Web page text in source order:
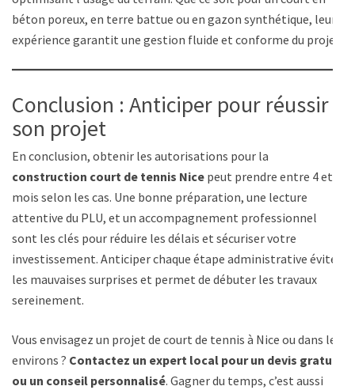
béton poreux, en terre battue ou en gazon synthétique, leur
expérience garantit une gestion fluide et conforme du projet.
Conclusion : Anticiper pour réussir
son projet
En conclusion, obtenir les autorisations pour la
construction court de tennis Nice peut prendre entre 4 et 6
mois selon les cas. Une bonne préparation, une lecture
attentive du PLU, et un accompagnement professionnel
sont les clés pour réduire les délais et sécuriser votre
investissement. Anticiper chaque étape administrative évite
les mauvaises surprises et permet de débuter les travaux
sereinement.
Vous envisagez un projet de court de tennis à Nice ou dans les
environs ? Contactez un expert local pour un devis gratuit
ou un conseil personnalisé. Gagner du temps, c’est aussi